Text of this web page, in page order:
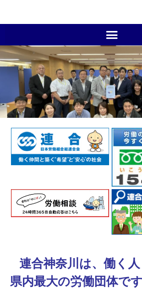
立憲民主党・かな
ブとの意見交換
連合神奈川は、働く
県内最大の労働団体です